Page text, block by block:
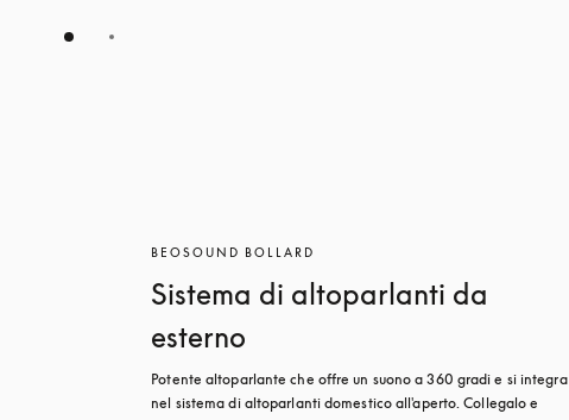
BEOSOUND BOLLARD
Sistema di altoparlanti da
esterno
Potente altoparlante che offre un suono a 360 gradi e si integra
nel sistema di altoparlanti domestico all'aperto. Collegalo e